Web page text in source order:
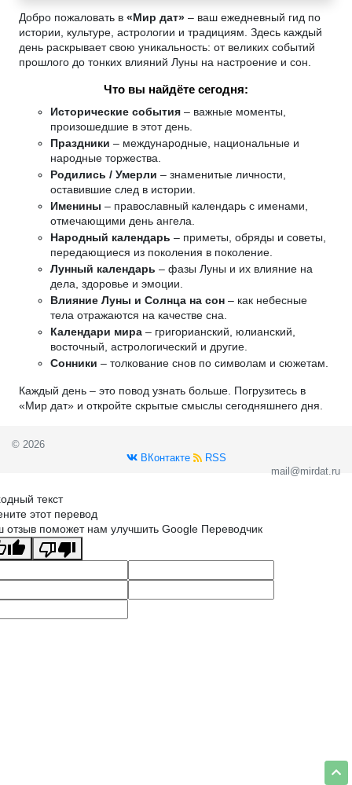
Добро пожаловать в «Мир дат» – ваш ежедневный гид по
истории, культуре, астрологии и традициям. Здесь каждый
день раскрывает свою уникальность: от великих событий
прошлого до тонких влияний Луны на настроение и сон.
Что вы найдёте сегодня:
Исторические события – важные моменты,
произошедшие в этот день.
Праздники – международные, национальные и
народные торжества.
Родились / Умерли – знаменитые личности,
оставившие след в истории.
Именины – православный календарь с именами,
отмечающими день ангела.
Народный календарь – приметы, обряды и советы,
передающиеся из поколения в поколение.
Лунный календарь – фазы Луны и их влияние на
дела, здоровье и эмоции.
Влияние Луны и Солнца на сон – как небесные
тела отражаются на качестве сна.
Календари мира – григорианский, юлианский,
восточный, астрологический и другие.
Сонники – толкование снов по символам и сюжетам.
Каждый день – это повод узнать больше. Погрузитесь в
«Мир дат» и откройте скрытые смыслы сегодняшнего дня.
© 2026
ВКонтакте
RSS
mail@mirdat.ru
текст
этот перевод
отзыв поможет нам улучшить Google Переводчик